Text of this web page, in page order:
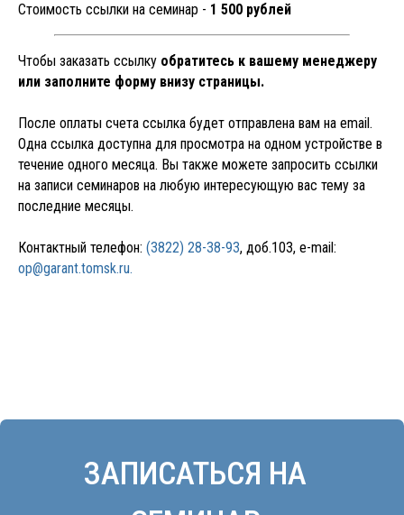
Стоимость ссылки на семинар - 1 500 рублей
Чтобы заказать ссылку обратитесь к вашему менеджеру
или заполните форму внизу страницы.
После оплаты счета ссылка будет отправлена вам на email.
Одна ссылка доступна для просмотра на одном устройстве в
течение одного месяца. Вы также можете запросить ссылки
на записи семинаров на любую интересующую вас тему за
последние месяцы.
Контактный телефон: (3822) 28-38-93, доб.103, e-mail:
op@garant.tomsk.ru.
ЗАПИСАТЬСЯ НА
СЕМИНАР
Нажимая кнопку отправить, я даю согласие на обработку